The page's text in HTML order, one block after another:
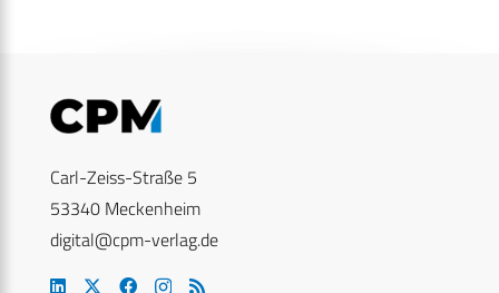
Carl-Zeiss-Straße 5
53340 Meckenheim
digital@cpm-verlag.de